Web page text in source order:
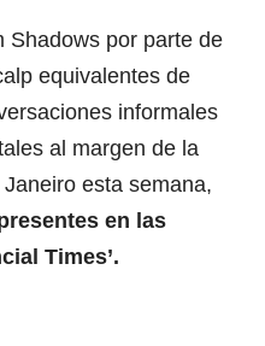
Shadows por parte de
equivalentes de
informales
al margen de la
esta semana,
en las
Times’.